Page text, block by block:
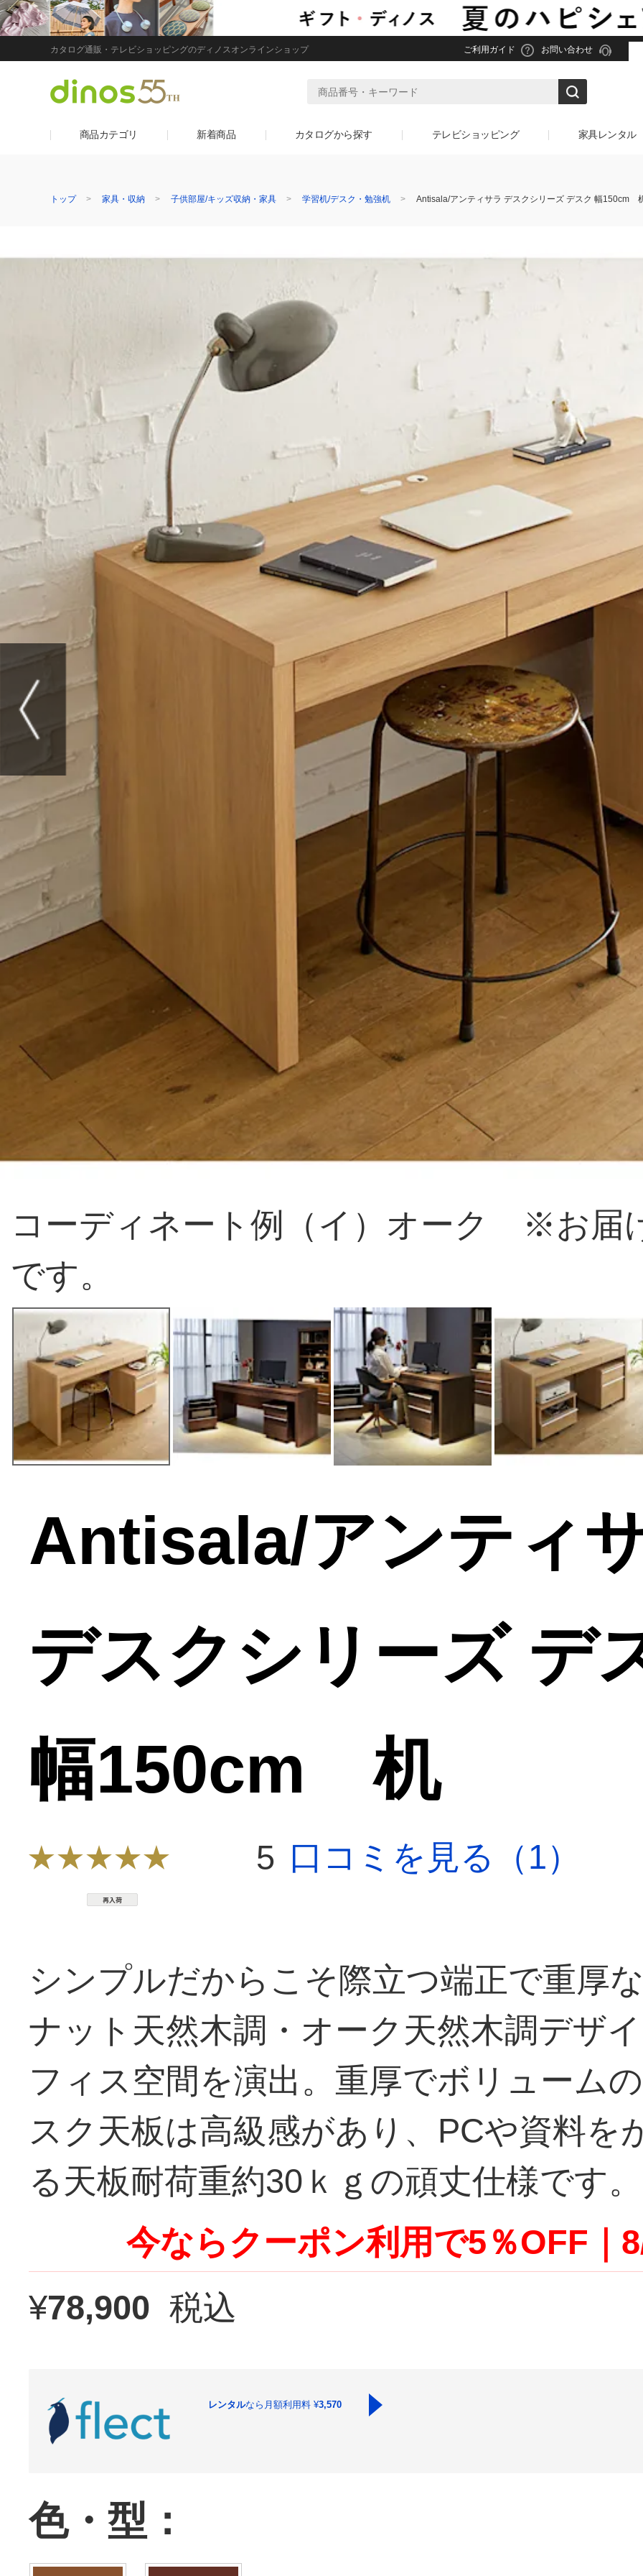
カタログ通販・テレビショッピングのディノスオンラインショップ ご利用ガイド お問い合わせ
商品カテゴリ 新着商品 カタログから探す テレビショッピング 家具レンタル
トップ 家具・収納 子供部屋/キッズ収納・家具 学習机/デスク・勉強机 Antisala/アンティサラ デスクシリーズ デスク 幅150cm
コーディネート例（イ）オーク ※お届
です。
Antisala/アンティ
デスクシリーズ デ
幅150cm 机
5 口コミを見る（1）
シンプルだからこそ際立つ端正で重厚
ナット天然木調・オーク天然木調デザ
フィス空間を演出。重厚でボリューム
スク天板は高級感があり、PCや資料を
る天板耐荷重約30ｋｇの頑丈仕様です。
今ならクーポン利用で5％OFF｜
¥78,900 税込
レンタルなら月額利用料¥3,570
色・型：